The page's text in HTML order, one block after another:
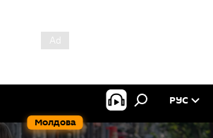
Молдова
РУС